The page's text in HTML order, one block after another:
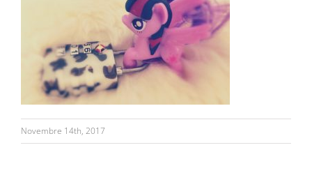
Novembre 14th, 2017